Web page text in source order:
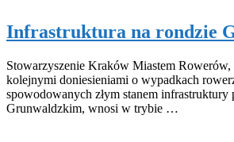
Infrastruktura na rondzie
Stowarzyszenie Kraków Miastem
kolejnymi doniesieniami o wypadkach
spowodowanych złym stanem infrastruktury
Grunwaldzkim, wnosi w trybie …